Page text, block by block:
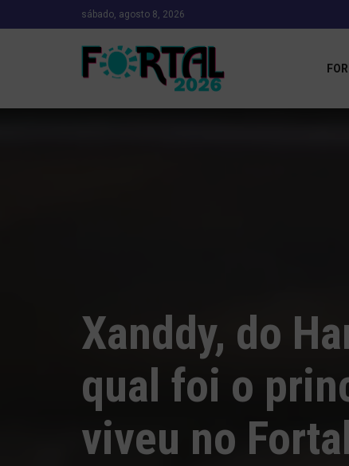
sábado, agosto 8, 2026
Xanddy, do
qual foi o
viveu no